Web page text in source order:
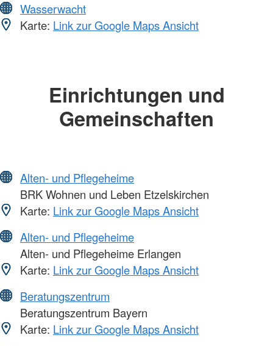
Wasserwacht
Karte: Link zur Google Maps Ansicht
Einrichtungen und
Gemeinschaften
Alten- und Pflegeheime
BRK Wohnen und Leben Etzelskirchen
Karte: Link zur Google Maps Ansicht
Alten- und Pflegeheime
Alten- und Pflegeheime Erlangen
Karte: Link zur Google Maps Ansicht
Beratungszentrum
Beratungszentrum Bayern
Karte: Link zur Google Maps Ansicht